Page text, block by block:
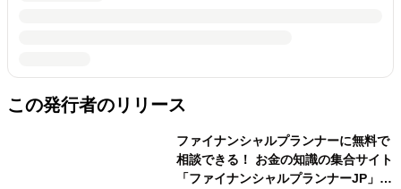
この発行者のリリース
ファイナンシャルプランナーに無料で
相談できる！ お金の知識の集合サイト
「ファイナンシャルプランナーJP」が